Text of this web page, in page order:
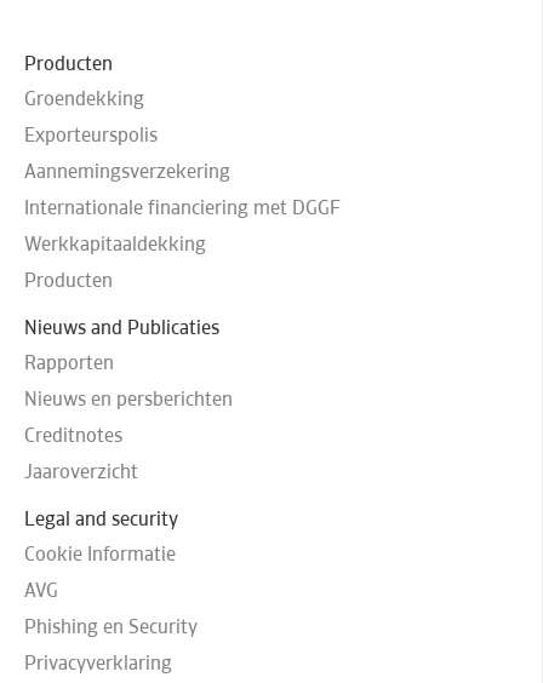
Producten
Groendekking
Exporteurspolis
Aannemingsverzekering
Internationale financiering met DGGF
Werkkapitaaldekking
Producten
Nieuws and Publicaties
Rapporten
Nieuws en persberichten
Creditnotes
Jaaroverzicht
Legal and security
Cookie Informatie
AVG
Phishing en Security
Privacyverklaring